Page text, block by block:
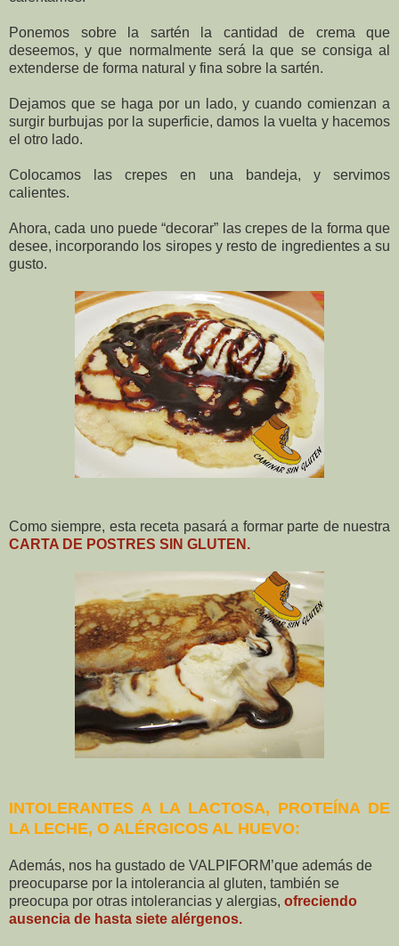
Ponemos sobre la sartén la cantidad de crema que
deseemos, y que normalmente será la que se consiga al
extenderse de forma natural y fina sobre la sartén.
Dejamos que se haga por un lado, y cuando comienzan a
surgir burbujas por la superficie, damos la vuelta y hacemos
el otro lado.
Colocamos las crepes en una bandeja, y servimos
calientes.
Ahora, cada uno puede “decorar” las crepes de la forma que
desee, incorporando los siropes y resto de ingredientes a su
gusto.
Como siempre, esta receta pasará a formar parte de nuestra
CARTA DE POSTRES SIN GLUTEN.
INTOLERANTES A LA LACTOSA, PROTEÍNA DE
LA LECHE, O ALÉRGICOS AL HUEVO:
Además, nos ha gustado de VALPIFORM’que además de
preocuparse por la intolerancia al gluten, también se
preocupa por otras intolerancias y alergias, ofreciendo
ausencia de hasta siete alérgenos.